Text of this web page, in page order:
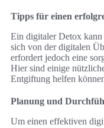
Tipps für einen
Ein digitaler Detox
sich von der digitalen
erfordert jedoch eine
Hier sind einige
Entgiftung helfen
Planung und
Um einen effektiven